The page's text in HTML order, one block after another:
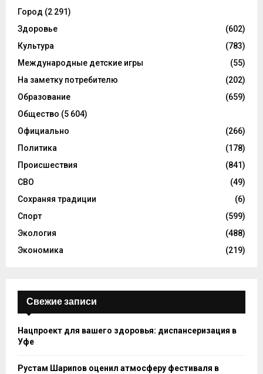
Город (2 291)
Здоровье
(602)
Культура
(783)
Международные детские игры
(55)
На заметку потребителю
(202)
Образование
(659)
Общество (5 604)
Официально
(266)
Политика
(178)
Происшествия
(841)
СВО
(49)
Сохраняя традиции
(6)
Спорт
(599)
Экология
(488)
Экономика
(219)
Свежие записи
Нацпроект для вашего здоровья: диспансеризация в
Уфе
Рустам Шарипов оценил атмосферу фестиваля в